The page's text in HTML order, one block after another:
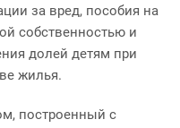
за вред, пособия на
собственностью и
долей детям при
жилья.
построенный с